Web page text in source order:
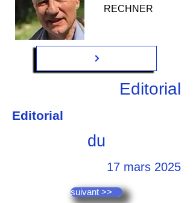
RECHNER
Editorial
Editorial
du
17 mars 2025
suivant >>